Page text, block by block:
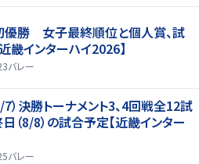
優勝 女子最終順位と個人賞、試
畿インターハイ2026】
バレー
）決勝トーナメント3、4回戦全12試
（8/8）の試合予定【近畿インター
バレー